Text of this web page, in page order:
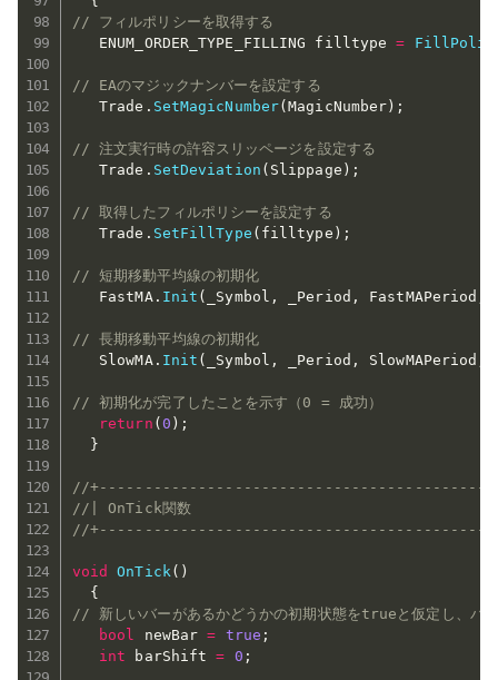
// フィルポリシーを取得する
   ENUM_ORDER_TYPE_FILLING filltype
=
// EAのマジックナンバーを設定する
   Trade
. SetMagicNumber(MagicNumber) ;
// 注文実行時の許容スリッページを設定する
   Trade
. SetDeviation ( Slippage ) ;
// 取得したフィルポリシーを設定する
   Trade
. SetFillType ( filltype ) ;
// 短期移動平均線の初期化
   FastMA
. Init ( _Symbol , _Period , FastMAPeriod
// 長期移動平均線の初期化
   SlowMA
. Init ( _Symbol , _Period , SlowMAPeriod
// 初期化が完了したことを示す（0 = 成功）
return (0 ) ;
}
//
//| OnTick関数
//
void OnTick ( )
{
// 新しいバーがあるかどうかの初期状態をtrueと仮定し、バ
bool
newBar = true ;
int barShift = 0 ;